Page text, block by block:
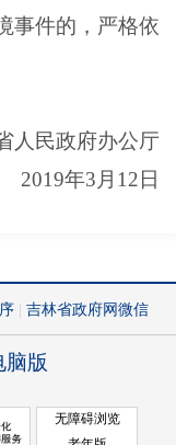
事件的，严格依
人民政府办公厅
2019年3月12日